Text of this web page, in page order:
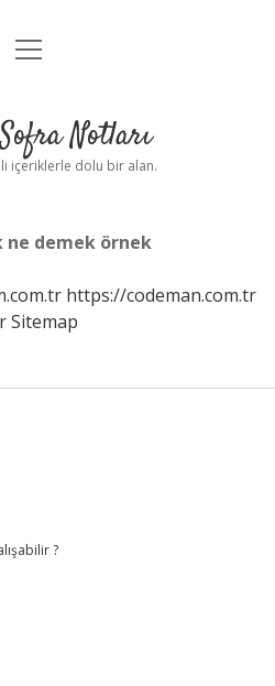
Anasayfa
Uyarı
menüyü
Notları
içeriklerle dolu bir alan.
ne demek örnek
https://codeman.com.tr
Sitemap
?